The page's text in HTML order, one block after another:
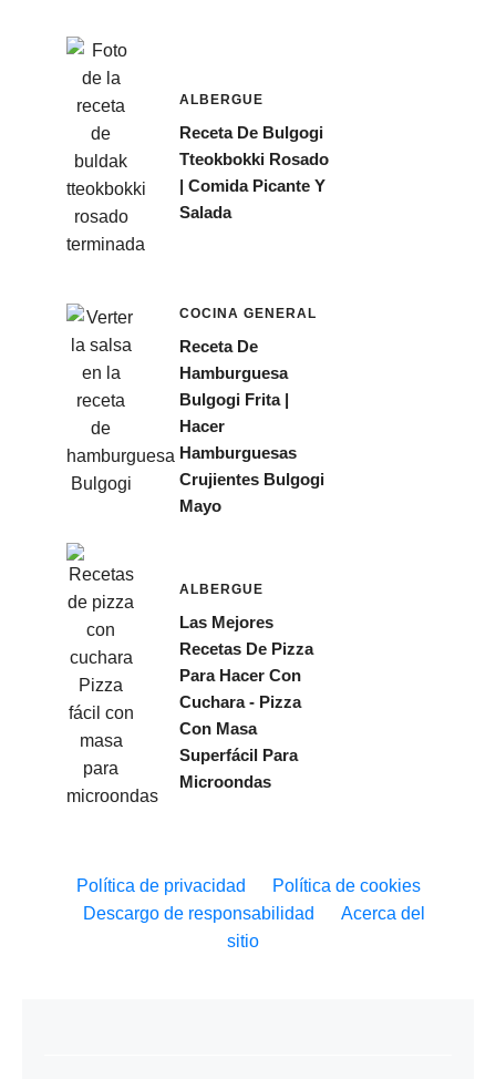
ALBERGUE
Receta De Bulgogi
Tteokbokki Rosado
| Comida Picante Y
Salada
COCINA GENERAL
Receta De
Hamburguesa
Bulgogi Frita |
Hacer
Hamburguesas
Crujientes Bulgogi
Mayo
ALBERGUE
Las Mejores
Recetas De Pizza
Para Hacer Con
Cuchara - Pizza
Con Masa
Superfácil Para
Microondas
Política de privacidad
Política de cookies
Descargo de responsabilidad
Acerca del
sitio